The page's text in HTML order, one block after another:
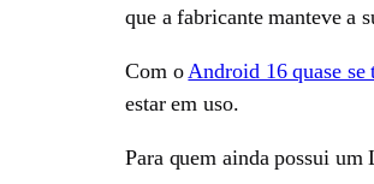
que a fabricante manteve a
Com oAndroid 16 quase
estar em uso.
Para quem ainda possui um